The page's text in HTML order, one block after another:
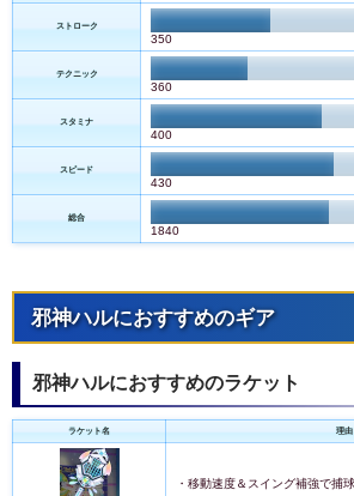
ストローク
350
テクニック
360
スタミナ
400
スピード
430
総合
1840
邪神ハルにおすすめのギア
邪神ハルにおすすめのラケット
ラケット名 理由
・移動速度＆スイング補強で捕